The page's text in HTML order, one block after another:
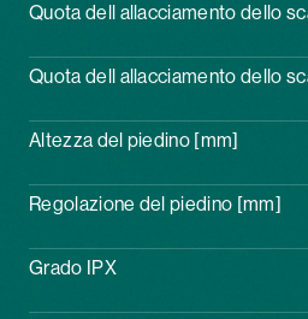
Quota dell allacciamento dello
Quota dell allacciamento dello
Altezza del piedino [mm]
Regolazione del piedino [mm]
Grado IPX